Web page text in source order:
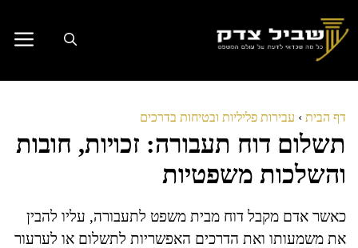
לתוכן
דף הבית › עבירות פליליות ובטיחות בדרכים
תשלום דוח תעבורה: זכויות, חובות
והשלכות משפטיות
כאשר אדם מקבל דוח מבית משפט לתעבורה, עליו להבין
את משמעותו ואת הדרכים האפשריות לתשלום או לערעור